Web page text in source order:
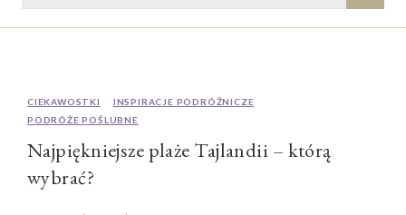
CIEKAWOSTKI
INSPIRACJE PODRÓŻNICZE
PODRÓŻE POŚLUBNE
Najpiękniejsze plaże Tajlandii – którą
wybrać?